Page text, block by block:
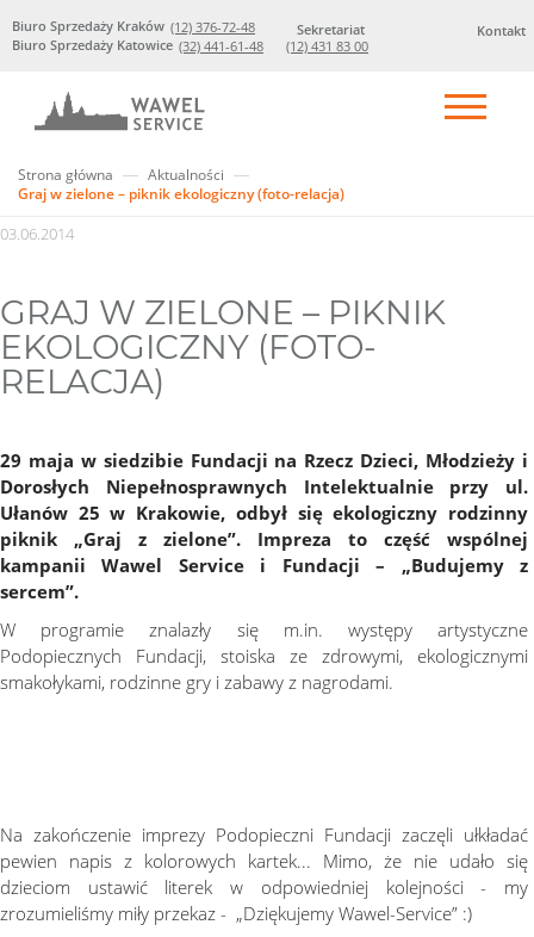
Kontakt
Biuro Sprzedaży Kraków (12) 376-72-48
Biuro Sprzedaży Katowice (32) 441-61-48
Sekretariat
(12) 431 83 00
Strona główna
Aktualności
Graj w zielone – piknik ekologiczny (foto-relacja)
03.06.2014
GRAJ W ZIELONE – PIKNIK
EKOLOGICZNY (FOTO-
RELACJA)
29 maja w siedzibie Fundacji na Rzecz Dzieci, Młodzieży i
Dorosłych Niepełnosprawnych Intelektualnie przy ul.
Ułanów 25 w Krakowie, odbył się ekologiczny rodzinny
piknik „Graj z zielone”. Impreza to część wspólnej
kampanii Wawel Service i Fundacji – „Budujemy z
sercem”.
W programie znalazły się m.in. występy artystyczne
Podopiecznych Fundacji, stoiska ze zdrowymi, ekologicznymi
smakołykami, rodzinne gry i zabawy z nagrodami.
Na zakończenie imprezy Podopieczni Fundacji zaczęli ułkładać
pewien napis z kolorowych kartek... Mimo, że nie udało się
dzieciom ustawić literek w odpowiedniej kolejności - my
zrozumieliśmy miły przekaz - „Dziękujemy Wawel-Service” :)